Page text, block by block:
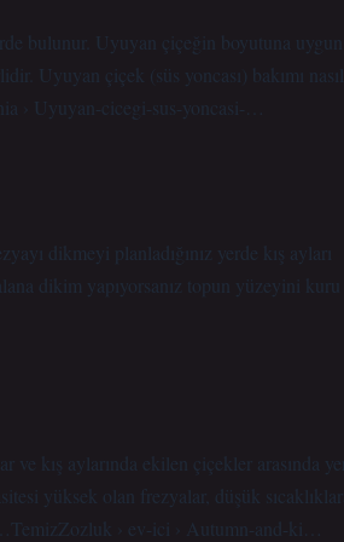
bulunur. Uyuyan çiçeğin boyutuna uygun
Uyuyan çiçek (süs yoncası) bakımı nasıl
› Uyuyan-cicegi-sus-yoncasi-…
dikmeyi planladığınız yerde kış ayları
dikim yapıyorsanız topun yüzeyini kuru
kış aylarında ekilen çiçekler arasında
yüksek olan frezyalar, düşük
› ev-ici › Autumn-and-ki…